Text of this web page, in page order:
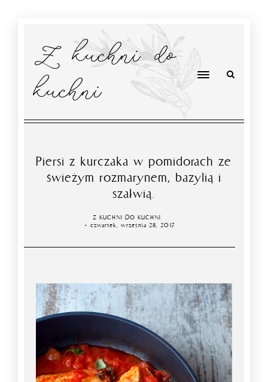
Z kuchni do
kuchni
Piersi z kurczaka w pomidorach ze
świeżym rozmarynem, bazylią i
szałwią.
Z KUCHNI DO KUCHNI
czwartek, września 28, 2017